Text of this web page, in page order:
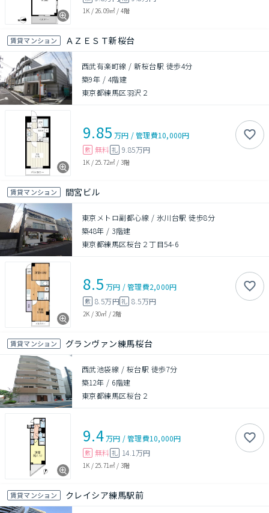
1K / 26.09㎡ / 4階
賃貸マンション ＡＺＥＳＴ新桜台
西武有楽町線 / 新桜台駅 徒歩4分
築9年 / 4階建
東京都練馬区羽沢２
9.85 万円 /管理費10,000円
敷 無料 礼 9.85万円
1K / 25.72㎡ / 3階
賃貸マンション 間宮ビル
東京メトロ副都心線 / 氷川台駅 徒歩8分
築48年 / 3階建
東京都練馬区桜台２丁目54-6
8.5 万円 /管理費2,000円
敷 8.5万円礼 8.5万円
2K /30㎡ / 2階
賃貸マンション グランヴァン練馬桜台
西武池袋線 / 桜台駅 徒歩7分
築12年 / 6階建
東京都練馬区桜台２
9.4万円 /管理費10,000円
敷 無料 礼 14.1万円
1K / 25.71㎡ / 3階
賃貸マンション クレイシア練馬駅前